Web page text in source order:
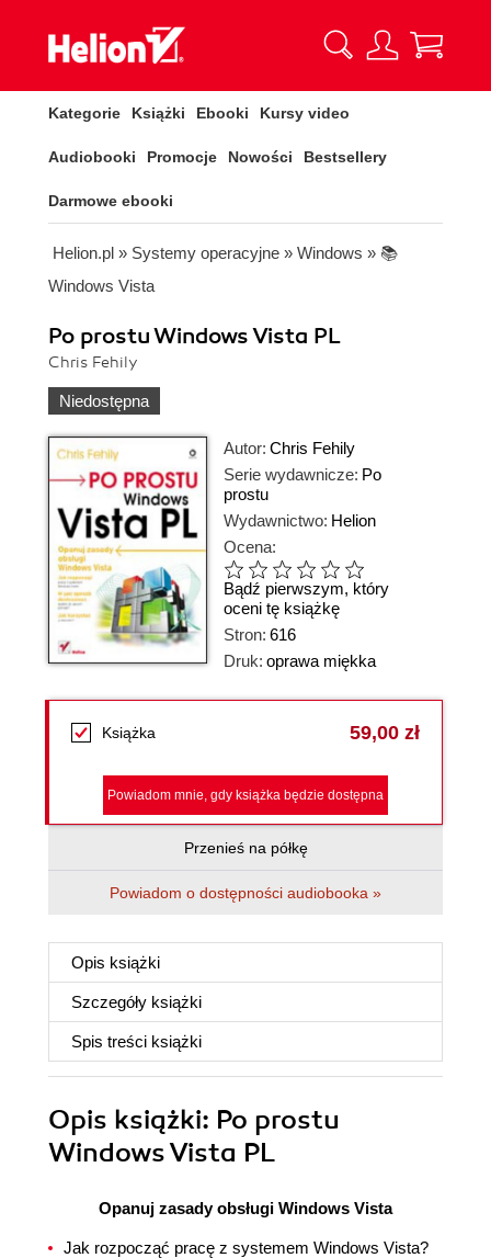
Kategorie Książki Ebooki Kursy video
Audiobooki Promocje Nowości Bestsellery
Darmowe ebooki
Helion.pl » Systemy operacyjne » Windows » 📚
Windows Vista
Po prostu Windows Vista PL
Chris Fehily
Niedostępna
Autor: Chris Fehily
Serie wydawnicze: Po
prostu
Wydawnictwo: Helion
Ocena:
Bądź pierwszym, który
oceni tę książkę
Stron: 616
Druk: oprawa miękka
Książka 59,00 zł
Powiadom mnie, gdy książka będzie dostępna
Przenieś na półkę
Powiadom o dostępności audiobooka »
Opis książki
Szczegóły książki
Spis treści książki
Opis książki: Po prostu
Windows Vista PL
Opanuj zasady obsługi Windows Vista
Jak rozpocząć pracę z systemem Windows Vista?